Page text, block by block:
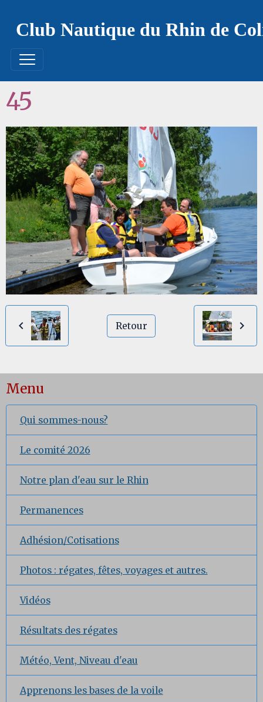
Club Nautique du Rhin de
45
Retour
Menu
Qui sommes-nous?
Le comité 2026
Notre plan d'eau sur le Rhin
Permanences
Adhésion/Cotisations
Photos : régates, fêtes, voyages et autres.
Vidéos
Résultats des régates
Météo, Vent, Niveau d'eau
Apprenons les bases de la voile